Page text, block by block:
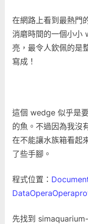
在網路上看到最熱門
消磨時間的一個小小
亮，最令人欽佩的
寫成！
這個 wedge 似乎是
的魚。不過因為我沒
在不能讓水族箱看起
了些手腳。
程式位置：
先找到